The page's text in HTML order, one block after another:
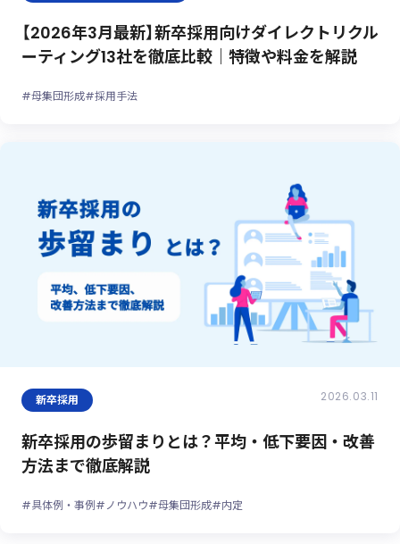
【2026年3月最新】新卒採用向けダイレクトリクル
ーティング13社を徹底比較｜特徴や料金を解説
#母集団形成#採用手法
新卒採用 2026.03.11
新卒採用の歩留まりとは？平均・低下要因・改善
方法まで徹底解説
#具体例・事例#ノウハウ#母集団形成#内定